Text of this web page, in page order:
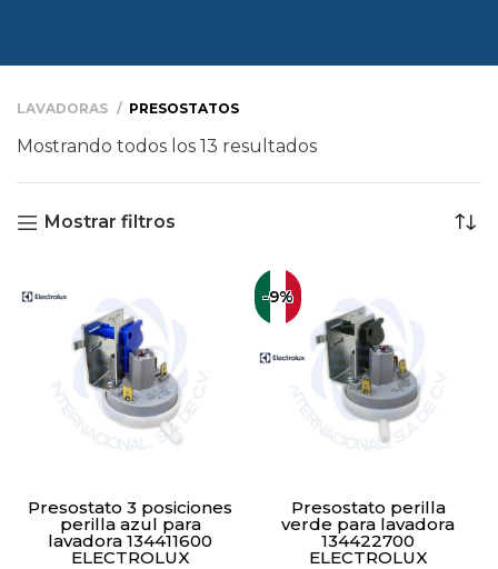
LAVADORAS PRESOSTATOS
Mostrando todos los 13 resultados
Mostrar filtros
Presostato 3 posiciones
perilla azul para
lavadora 134411600
ELECTROLUX
-9%
Presostato perilla
verde para lavadora
134422700
ELECTROLUX